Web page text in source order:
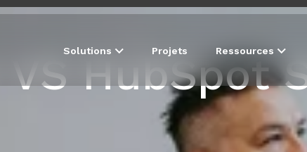
Solutions Projets Ressources
HubSpot